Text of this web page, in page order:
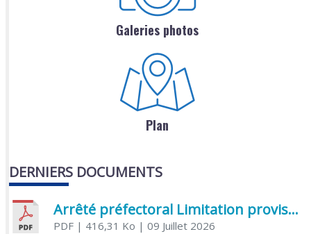
Galeries photos
Plan
DERNIERS DOCUMENTS
Arrêté préfectoral Limitation provisoire des usages de l’eau
PDF| 416,31 Ko | 09 Juillet 2026